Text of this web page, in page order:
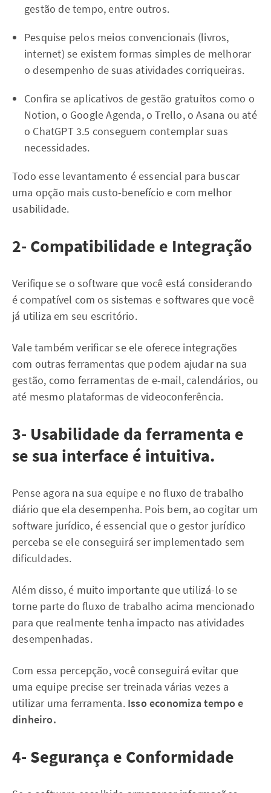
gestão de tempo, entre outros.
Pesquise pelos meios convencionais (livros,
internet) se existem formas simples de melhorar
o desempenho de suas atividades corriqueiras.
Confira se aplicativos de gestão gratuitos como o
Notion, o Google Agenda, o Trello, o Asana ou até
o ChatGPT 3.5 conseguem contemplar suas
necessidades.
Todo esse levantamento é essencial para buscar
uma opção mais custo-benefício e com melhor
usabilidade.
2- Compatibilidade e Integração
Verifique se o software que você está considerando
é compatível com os sistemas e softwares que você
já utiliza em seu escritório.
Vale também verificar se ele oferece integrações
com outras ferramentas que podem ajudar na sua
gestão, como ferramentas de e-mail, calendários, ou
até mesmo plataformas de videoconferência.
3- Usabilidade da ferramenta e
se sua interface é intuitiva.
Pense agora na sua equipe e no fluxo de trabalho
diário que ela desempenha. Pois bem, ao cogitar um
software jurídico, é essencial que o gestor jurídico
perceba se ele conseguirá ser implementado sem
dificuldades.
Além disso, é muito importante que utilizá-lo se
torne parte do fluxo de trabalho acima mencionado
para que realmente tenha impacto nas atividades
desempenhadas.
Com essa percepção, você conseguirá evitar que
uma equipe precise ser treinada várias vezes a
utilizar uma ferramenta. Isso economiza tempo e
dinheiro.
4- Segurança e Conformidade